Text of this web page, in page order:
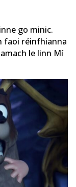
go minic.
faoi réinfhianna
le linn Mí